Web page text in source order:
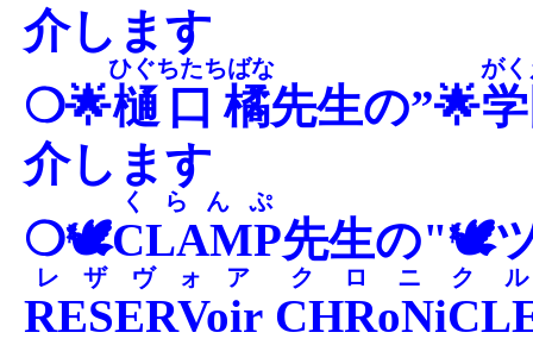
介します
❍🌟樋口橘
ひぐちたちばな
先生の”🌟
が
介します
❍🕊CLAMP
くらんぷ
先生の"🕊
RESERVoir
レザヴォア クロニクル